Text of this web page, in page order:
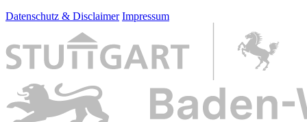
Datenschutz & Disclaimer Impressum